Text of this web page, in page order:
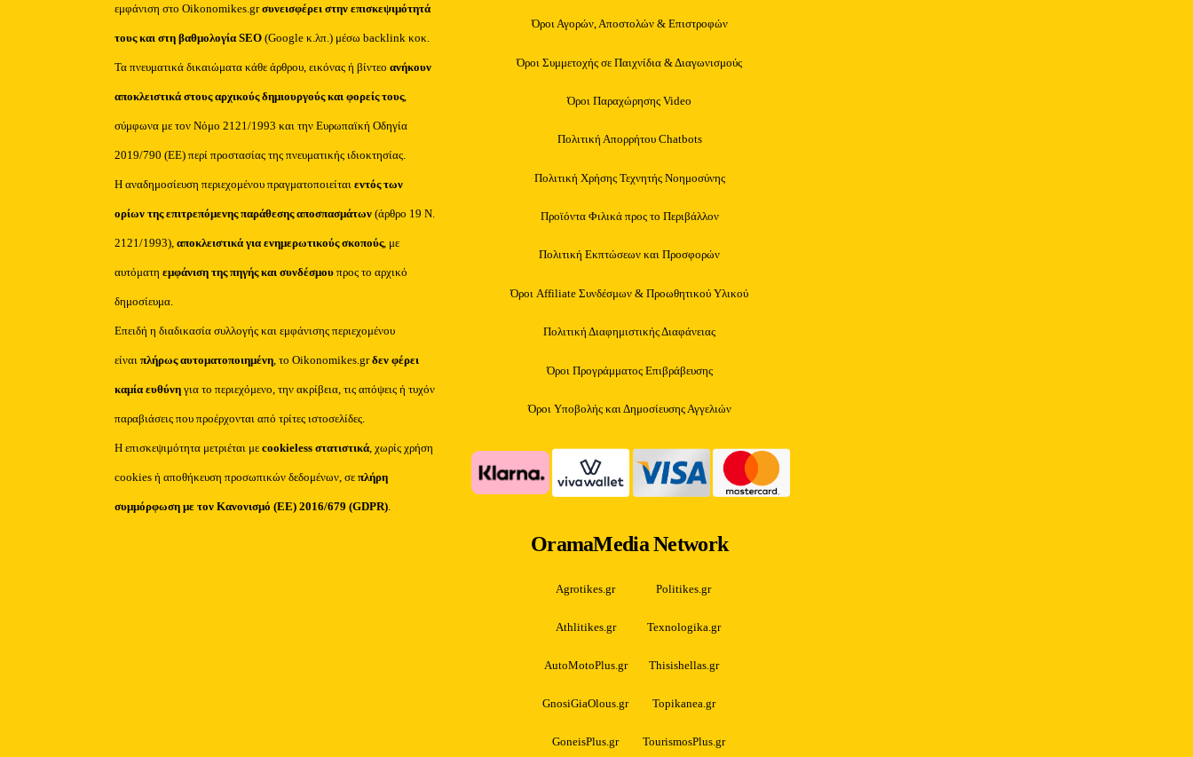
εμφάνιση στο Oikonomikes.grσυνεισφέρει στην επισκεψιμότητά
τους και στη βαθμολογία SEO (Google κ.λπ.) μέσω backlink κοκ.
Τα πνευματικά δικαιώματα κάθε άρθρου, εικόνας ή βίντεοανήκουν
αποκλειστικά στους αρχικούς δημιουργούς και φορείς τους,
σύμφωνα με τον Νόμο 2121/1993 και την Ευρωπαϊκή Οδηγία
2019/790 (ΕΕ) περί προστασίας της πνευματικής ιδιοκτησίας.
Η αναδημοσίευση περιεχομένου πραγματοποιείταιεντός των
ορίων της επιτρεπόμενης παράθεσης αποσπασμάτων (άρθρο 19 Ν.
2121/1993), αποκλειστικά για ενημερωτικούς σκοπούς, με
αυτόματηεμφάνιση της πηγής και συνδέσμου προς το αρχικό
δημοσίευμα.
Επειδή η διαδικασία συλλογής και εμφάνισης περιεχομένου
είναιπλήρως αυτοματοποιημένη , το Oikonomikes.grδεν φέρει
καμία ευθύνη για το περιεχόμενο, την ακρίβεια, τις απόψεις ή τυχόν
παραβιάσεις που προέρχονται από τρίτες ιστοσελίδες.
Η επισκεψιμότητα μετριέται μεcookieless στατιστικά , χωρίς χρήση
cookies ή αποθήκευση προσωπικών δεδομένων, σεπλήρη
συμμόρφωση με τον Κανονισμό (ΕΕ) 2016/679 (GDPR)
Όροι Αγορών, Αποστολών & Επιστροφών
Όροι Συμμετοχής σε Παιχνίδια & Διαγωνισμούς
Όροι Παραχώρησης Video
Πολιτική Απορρήτου Chatbots
Πολιτική Χρήσης Τεχνητής Νοημοσύνης
Προϊόντα Φιλικά προς το Περιβάλλον
Πολιτική Εκπτώσεων και Προσφορών
Όροι Affiliate Συνδέσμων & Προωθητικού Υλικού
Πολιτική Διαφημιστικής Διαφάνειας
Όροι Προγράμματος Επιβράβευσης
Όροι Υποβολής και Δημοσίευσης Αγγελιών
OramaMedia Network
Agrotikes.gr Politikes.gr
Athlitikes.gr Texnologika.gr
AutoMotoPlus.gr Thisishellas.gr
GnosiGiaOlous.gr Topikanea.gr
GoneisPlus.gr TourismosPlus.gr